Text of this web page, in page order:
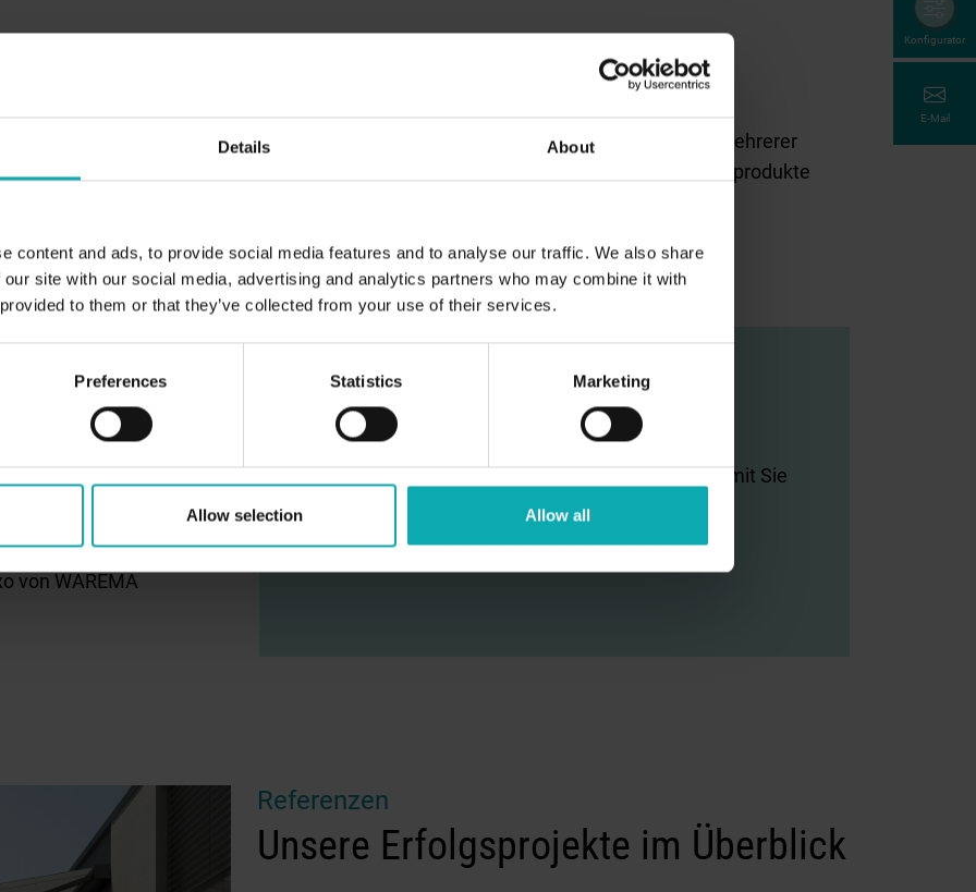
Details About
content and ads, to provide social media features and to analyse our traffic. We also share
site with our social media, advertising and analytics partners who may combine it with
to them or that they’ve collected from your use of their services.
Preferences Statistics Marketing
Allow selection Allow all
Auf individuelle Anforderungen
Steuerung mehrerer
Sonnenschutzprodukte
Cookies, damit Sie
diesen Inhalt sehen können.
WAREMA
an verschiedenen
Die Lösungen lassen
anpassen
„Made in
von WAREMA
Referenzen
Unsere Erfolgsprojekte im Überblick
Konfigurator
E-Mail